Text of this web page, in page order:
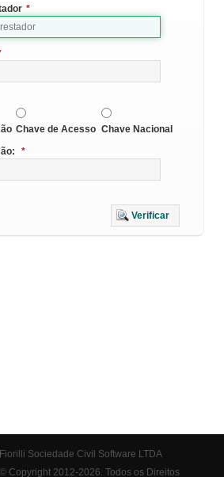
*
Chave de Acesso Chave Nacional
*
Verificar
Fiorilli Sociedade Civil Software LTDA
© Copyright 2012-2026. Todos os Direitos